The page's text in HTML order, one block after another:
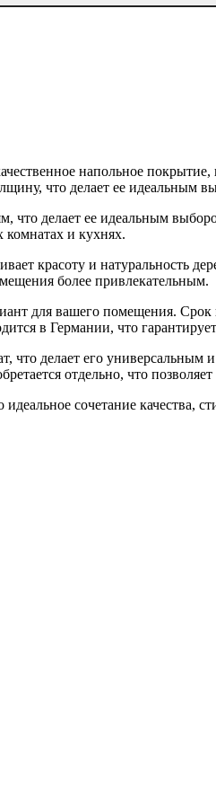
напольное покрытие,
что делает ее идеальным
что делает ее идеальным
комнатах и кухнях.
красоту и натуральность
более привлекательным.
для вашего помещения. Срок
в Германии, что гарантирует
делает его универсальным
отдельно, что
сочетание качества,